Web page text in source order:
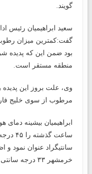
گویند.
سعید ابراهیمیان رئیس
بود ضمن این که پدیده
منطقه مستقر است.
وی، علت بروز این
مرطوب از سوی خلیج
سانتیگراد عنوان نمود و
خرمشهر ۳۳ درجه سانتی گراد است.